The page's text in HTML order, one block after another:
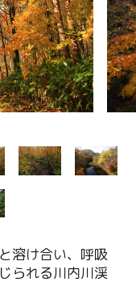
溶け合い、呼吸
られる川内川渓